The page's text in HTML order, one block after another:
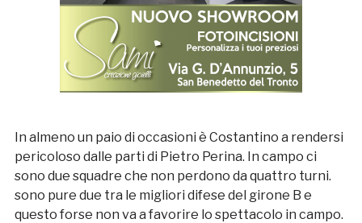
In almeno un paio di occasioni è Costantino a rendersi
pericoloso dalle parti di Pietro Perina. In campo ci
sono due squadre che non perdono da quattro turni.
sono pure due tra le migliori difese del girone B e
questo forse non va a favorire lo spettacolo in campo.